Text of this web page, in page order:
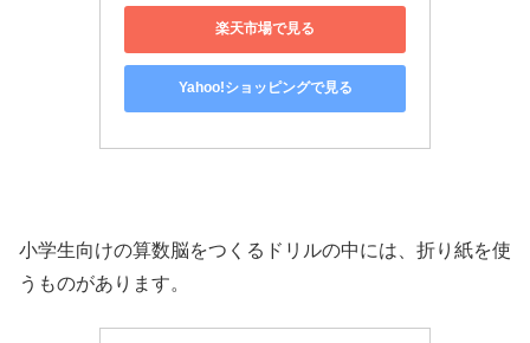
楽天市場で見る
Yahoo!ショッピングで見る
小学生向けの算数脳をつくるドリルの中には、折り紙を使
うものがあります。